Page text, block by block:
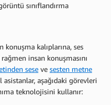
sınıflandırma
kalıplarına, ses
insan konuşmasını
sese ve sesten metne
asistanlar, aşağıdaki görevleri
teknolojisini kullanır: